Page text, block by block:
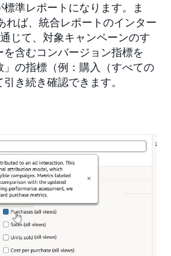
準レポートになります。ま
れば、統合レポートのインター
じて、対象キャンペーンのす
含むコンバージョン指標を
」の指標（例：購入（すべての
き続き確認できます。